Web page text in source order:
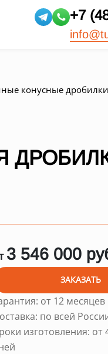
+7
конусные дробилки
3 546 000
ЗАКАЗАТЬ
от 12 месяцев
по всей
изготовления: от